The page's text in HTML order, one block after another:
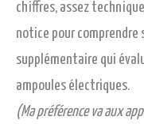
chiffres, assez
notice pour
supplémentaire qui
ampoules électriques.
(Ma préférence va aux